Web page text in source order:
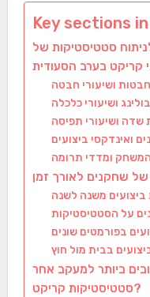
Key sections
סטטיסטיקות של
ושיעורי חבטה
ושיעורי כלכלה
שדה ושיעורי תפיסה
ואינדקסי ביצועים
ומדדי תרומה
ביצועים משנה לשנה
על הסטטיסטיקות
בפורמטים שונים
בבית מול חוץ
ביותר למעקב אחר
סטטיסטיקות קריקט?